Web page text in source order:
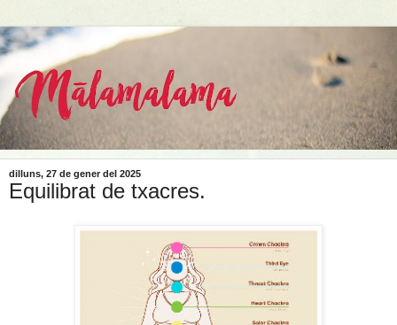
dilluns, 27 de gener del 2025
Equilibrat de txacres.